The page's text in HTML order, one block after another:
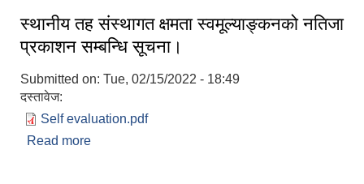
स्थानीय तह संस्थागत क्षमता स्वमूल्याङ्कनको नतिजा
प्रकाशन सम्बन्धि सूचना।
Submitted on: Tue, 02/15/2022 - 18:49
दस्तावेज:
Self evaluation.pdf
Read more